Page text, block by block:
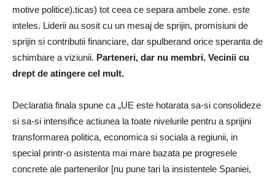
motive politice).ticas) tot ceea ce separa ambele zone. este
inteles. Liderii au sosit cu un mesaj de sprijin, promisiuni de
sprijin si contributii financiare, dar spulberand orice speranta de
schimbare a viziunii. Parteneri, dar nu membri. Vecinii cu
drept de atingere cel mult.
Declaratia finala spune ca „UE este hotarata sa-si consolideze
si sa-si intensifice actiunea la toate nivelurile pentru a sprijini
transformarea politica, economica si sociala a regiunii, in
special printr-o asistenta mai mare bazata pe progresele
concrete ale partenerilor [nu pune tari la insistentele Spaniei,